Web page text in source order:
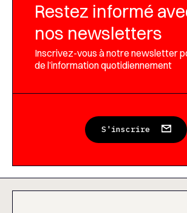
Restez informé
nos newsletters
Inscrivez-vous à notre newsletter
de l’information quotidiennement
S'inscrire